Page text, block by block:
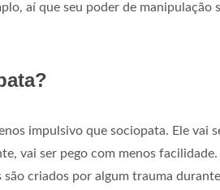
aí que seu poder de manipulação
impulsivo que sociopata. Ele vai
vai ser pego com menos facilidade.
criados por algum trauma